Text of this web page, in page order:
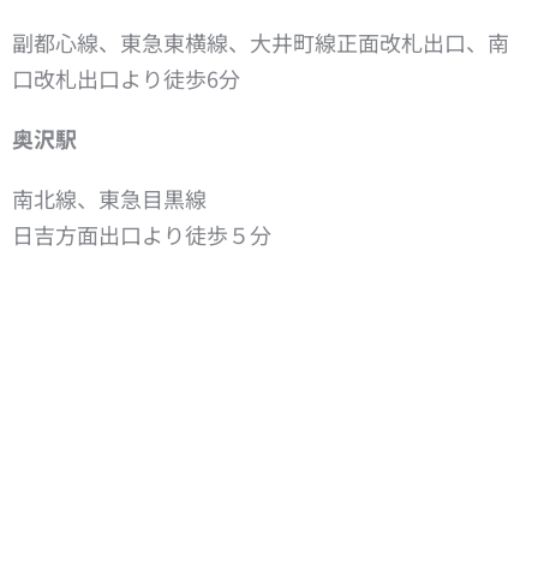
副都心線、東急東横線、大井町線正面改札出口、南
口改札出口より徒歩6分
奥沢駅
南北線、東急目黒線
日吉方面出口より徒歩５分